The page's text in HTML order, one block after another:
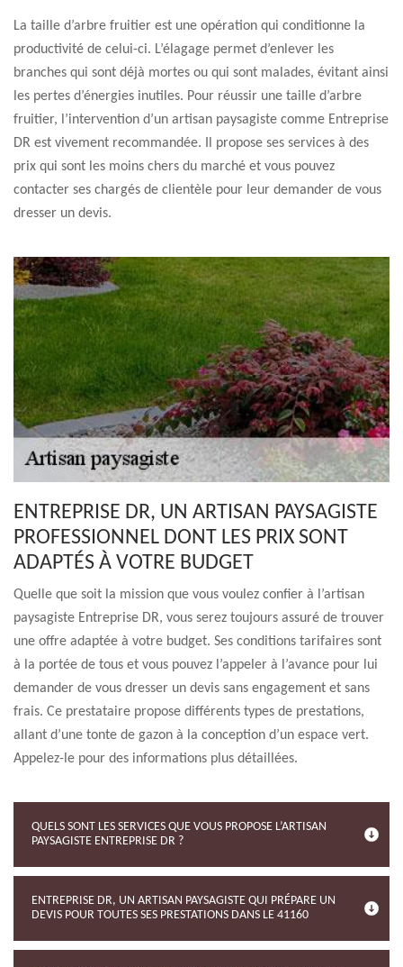
La taille d’arbre fruitier est une opération qui conditionne la
productivité de celui-ci. L’élagage permet d’enlever les
branches qui sont déjà mortes ou qui sont malades, évitant ainsi
les pertes d’énergies inutiles. Pour réussir une taille d’arbre
fruitier, l’intervention d’un artisan paysagiste comme Entreprise
DR est vivement recommandée. Il propose ses services à des
prix qui sont les moins chers du marché et vous pouvez
contacter ses chargés de clientèle pour leur demander de vous
dresser un devis.
ENTREPRISE DR, UN ARTISAN PAYSAGISTE
PROFESSIONNEL DONT LES PRIX SONT
ADAPTÉS À VOTRE BUDGET
Quelle que soit la mission que vous voulez confier à l’artisan
paysagiste Entreprise DR, vous serez toujours assuré de trouver
une offre adaptée à votre budget. Ses conditions tarifaires sont
à la portée de tous et vous pouvez l’appeler à l’avance pour lui
demander de vous dresser un devis sans engagement et sans
frais. Ce prestataire propose différents types de prestations,
allant d’une tonte de gazon à la conception d’un espace vert.
Appelez-le pour des informations plus détaillées.
QUELS SONT LES SERVICES QUE VOUS PROPOSE L’ARTISAN
PAYSAGISTE ENTREPRISE DR ?
ENTREPRISE DR, UN ARTISAN PAYSAGISTE QUI PRÉPARE UN
DEVIS POUR TOUTES SES PRESTATIONS DANS LE 41160